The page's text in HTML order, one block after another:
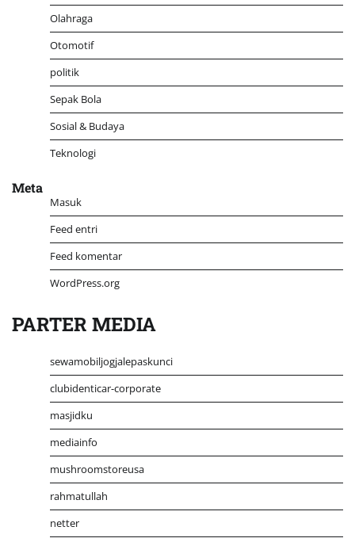
Olahraga
Otomotif
politik
Sepak Bola
Sosial & Budaya
Teknologi
Meta
Masuk
Feed entri
Feed komentar
WordPress.org
PARTER MEDIA
sewamobiljogjalepaskunci
clubidenticar-corporate
masjidku
mediainfo
mushroomstoreusa
rahmatullah
netter